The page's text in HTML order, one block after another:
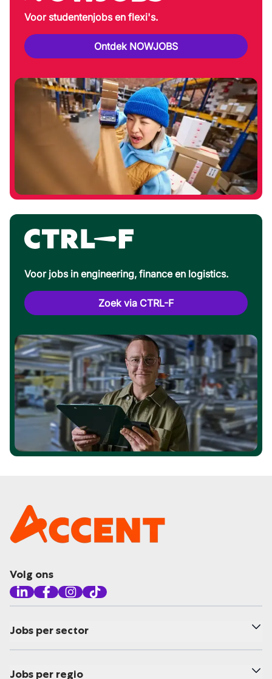
Voor studentenjobs en flexi's.
Ontdek NOWJOBS
Voor jobs in engineering, finance en logistics.
Zoek via CTRL-F
Volg ons
Jobs per sector
Jobs per regio